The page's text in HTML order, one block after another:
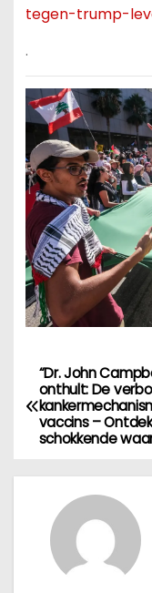
tegen-trump-
.
B
e
“Dr. John
onthult: De
vaccins –
schokkende